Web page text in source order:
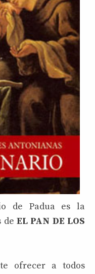
de Padua es la
de EL PAN DE LOS
ofrecer a todos